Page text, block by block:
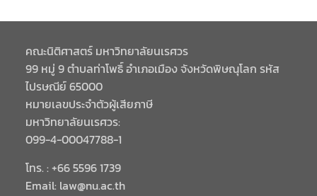
คณะนิติศาสตร์ มหาวิทยาลัยนเรศวร
99 หมู่ 9 ตำบลท่าโพธิ์ อำเภอเมือง จังหวัดพิษณุโลก รหัส
ไปรษณีย์ 65000
หมายเลขประจำตัวผู้เสียภาษี
มหาวิทยาลัยนเรศวร:
099-4-00047788-1
โทร. : +66 5596 1739
Email: law@nu.ac.th